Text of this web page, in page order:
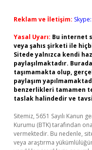
Reklam ve İletişim:
Yasal Uyarı: Bu internet
veya şahıs şirketi ile
Sitede yalnızca kendi
paylaşılmaktadır.
taşımamakta olup,
paylaşım
benzerlikleri tamamen
taslak halindedir ve
Sitemiz, 5651 Sayılı Kanun
Kurumu (BTK) tarafından
vermektedir. Bu nedenle,
veya araştırma